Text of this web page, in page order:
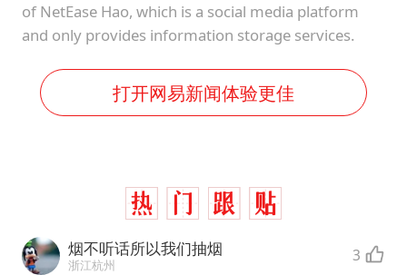
of NetEase Hao, which is a social media platform
and only provides information storage services.
打开网易新闻体验更佳
烟不听话所以我们抽烟
浙江杭州 3